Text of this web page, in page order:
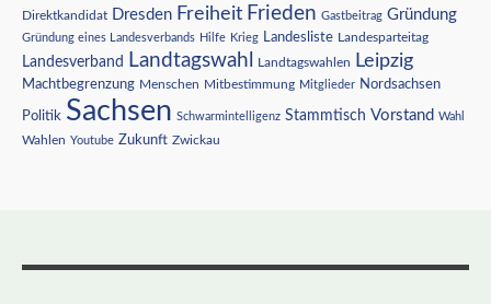
Direktkandidat Dresden Freiheit Frieden Gastbeitrag Gründung
Gründung eines Landesverbands Hilfe Krieg Landesliste Landesparteitag
Landesverband Landtagswahl Landtagswahlen Leipzig
Machtbegrenzung Menschen Mitbestimmung Mitglieder Nordsachsen
Politik Sachsen Schwarmintelligenz Stammtisch Vorstand Wahl
Wahlen Youtube Zukunft Zwickau